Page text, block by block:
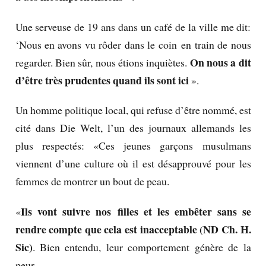
Une serveuse de 19 ans dans un café de la ville me dit:
‘Nous en avons vu rôder dans le coin en train de nous
regarder. Bien sûr, nous étions inquiètes. On nous a dit
d’être très prudentes quand ils sont ici ».
Un homme politique local, qui refuse d’être nommé, est
cité dans Die Welt, l’un des journaux allemands les
plus respectés: «Ces jeunes garçons musulmans
viennent d’une culture où il est désapprouvé pour les
femmes de montrer un bout de peau.
«Ils vont suivre nos filles et les embêter sans se
rendre compte que cela est inacceptable (ND Ch. H.
Sic). Bien entendu, leur comportement génère de la